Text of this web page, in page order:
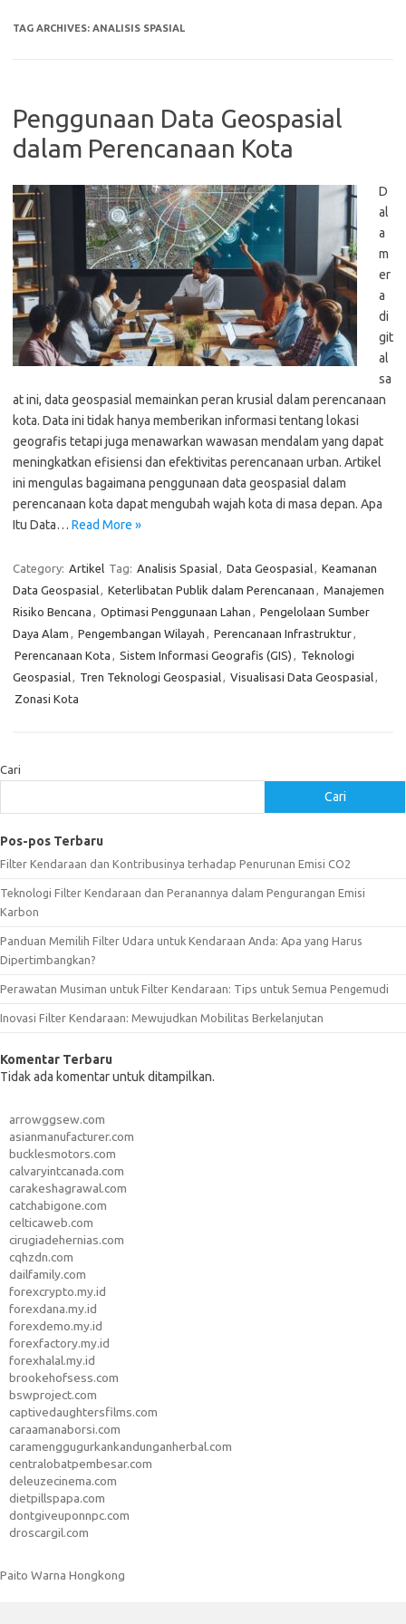
TAG ARCHIVES: ANALISIS SPASIAL
Penggunaan Data Geospasial
dalam Perencanaan Kota
D
al
a
m
er
a
di
git
al
sa
at ini, data geospasial memainkan peran krusial dalam perencanaan
kota. Data ini tidak hanya memberikan informasi tentang lokasi
geografis tetapi juga menawarkan wawasan mendalam yang dapat
meningkatkan efisiensi dan efektivitas perencanaan urban. Artikel
ini mengulas bagaimana penggunaan data geospasial dalam
perencanaan kota dapat mengubah wajah kota di masa depan. Apa
Itu Data… Read More »
Category: Artikel Tag: Analisis Spasial, Data Geospasial, Keamanan
Data Geospasial, Keterlibatan Publik dalam Perencanaan , Manajemen
Risiko Bencana , Optimasi Penggunaan Lahan , Pengelolaan Sumber
Daya Alam , Pengembangan Wilayah , Perencanaan Infrastruktur,
Perencanaan Kota , Sistem Informasi Geografis (GIS) , Teknologi
Geospasial, Tren Teknologi Geospasial, Visualisasi Data Geospasial,
Zonasi Kota
Cari
Cari
Pos-pos Terbaru
Filter Kendaraan dan Kontribusinya terhadap Penurunan Emisi CO2
Teknologi Filter Kendaraan dan Peranannya dalam Pengurangan Emisi
Karbon
Panduan Memilih Filter Udara untuk Kendaraan Anda: Apa yang Harus
Dipertimbangkan?
Perawatan Musiman untuk Filter Kendaraan: Tips untuk Semua Pengemudi
Inovasi Filter Kendaraan: Mewujudkan Mobilitas Berkelanjutan
Komentar Terbaru
Tidak ada komentar untuk ditampilkan.
arrowggsew.com
asianmanufacturer.com
bucklesmotors.com
calvaryintcanada.com
carakeshagrawal.com
catchabigone.com
celticaweb.com
cirugiadehernias.com
cqhzdn.com
dailfamily.com
forexcrypto.my.id
forexdana.my.id
forexdemo.my.id
forexfactory.my.id
forexhalal.my.id
brookehofsess.com
bswproject.com
captivedaughtersfilms.com
caraamanaborsi.com
caramenggugurkankandunganherbal.com
centralobatpembesar.com
deleuzecinema.com
dietpillspapa.com
dontgiveuponnpc.com
droscargil.com
Paito Warna Hongkong